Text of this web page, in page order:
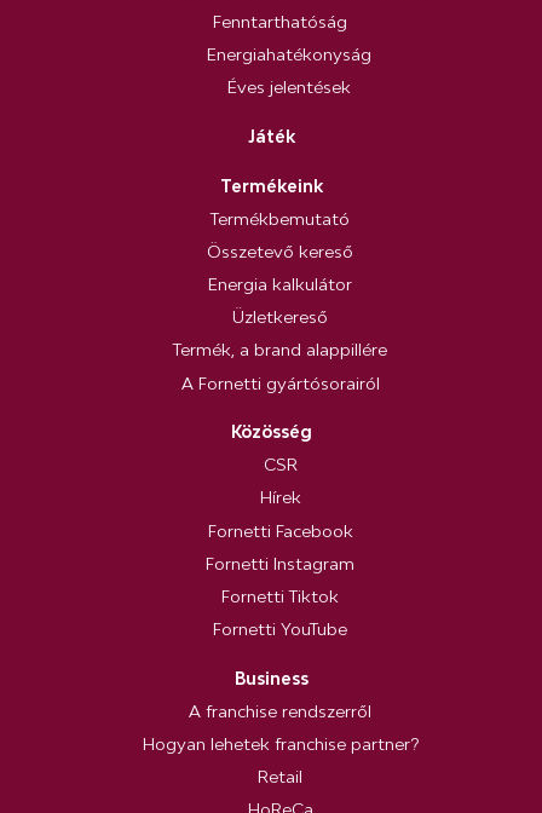
Fenntarthatóság
Energiahatékonyság
Éves jelentések
Játék
Termékeink
Termékbemutató
Összetevő kereső
Energia kalkulátor
Üzletkereső
Termék, a brand alappillére
A Fornetti gyártósorairól
Közösség
CSR
Hírek
Fornetti Facebook
Fornetti Instagram
Fornetti Tiktok
Fornetti YouTube
Business
A franchise rendszerről
Hogyan lehetek franchise partner?
Retail